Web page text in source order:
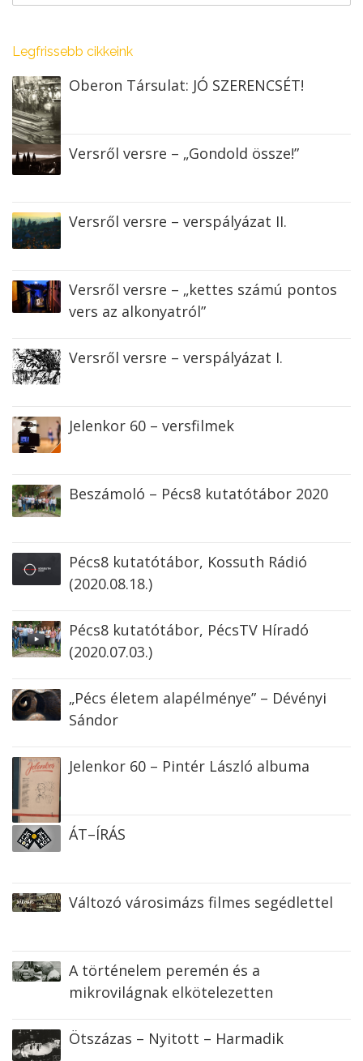
Legfrissebb cikkeink
Oberon Társulat: JÓ SZERENCSÉT!
Versről versre – „Gondold össze!”
Versről versre – verspályázat II.
Versről versre – „kettes számú pontos
vers az alkonyatról”
Versről versre – verspályázat I.
Jelenkor 60 – versfilmek
Beszámoló – Pécs8 kutatótábor 2020
Pécs8 kutatótábor, Kossuth Rádió
(2020.08.18.)
Pécs8 kutatótábor, PécsTV Híradó
(2020.07.03.)
„Pécs életem alapélménye” – Dévényi
Sándor
Jelenkor 60 – Pintér László albuma
ÁT–ÍRÁS
Változó városimázs filmes segédlettel
A történelem peremén és a
mikrovilágnak elkötelezetten
Ötszázas – Nyitott – Harmadik